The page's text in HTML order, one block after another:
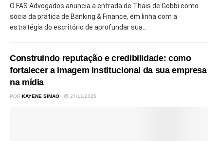
O FAS Advogados anuncia a entrada de Thais de Gobbi como
sócia da prática de Banking & Finance, em linha com a
estratégia do escritório de aprofundar sua...
Construindo reputação e credibilidade: como
fortalecer a imagem institucional da sua empresa
na mídia
POR KAYENE SIMAO 27/11/2025